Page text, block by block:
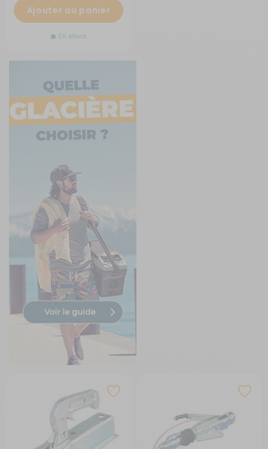
Ajouter au panier
En stock